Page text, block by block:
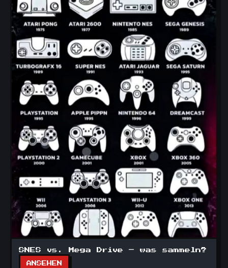
SNES vs. Mega Drive – was sammeln?
ANSEHEN